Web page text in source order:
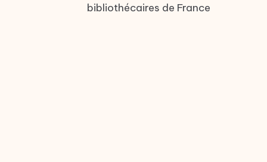
bibliothécaires de France